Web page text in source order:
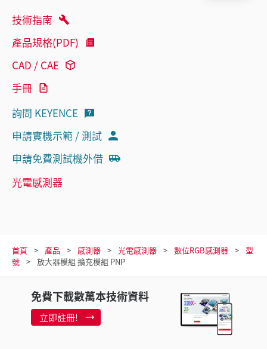
技術指南
產品規格(PDF)
CAD / CAE
手冊
詢問 KEYENCE
申請實機示範 / 測試
申請免費測試機外借
光電感測器
首頁 產品 感測器 光電感測器 數位RGB感測器
型
號
放大器模組 擴充模組 PNP
免費下載數萬本技術資料
立即註冊!